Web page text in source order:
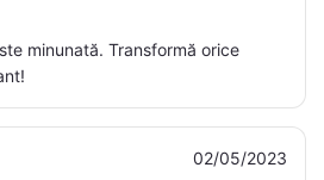
minunată. Transformă orice
02/05/2023